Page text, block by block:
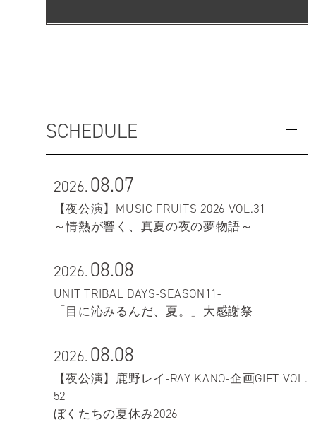
SCHEDULE
2026.08.07
【夜公演】MUSIC FRUITS 2026 VOL.31
～情熱が響く、真夏の夜の夢物語～
2026.08.08
UNIT TRIBAL DAYS-SEASON11-
「目に沁みるんだ、夏。」大感謝祭
2026.08.08
【夜公演】鹿野レイ-RAY KANO-企画GIFT VOL.
52
ぼくたちの夏休み2026